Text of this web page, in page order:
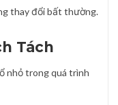
thay đổi bất thường.
Tách
nhỏ trong quá trình